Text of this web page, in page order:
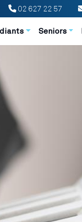
02 627 22 57
Seniors